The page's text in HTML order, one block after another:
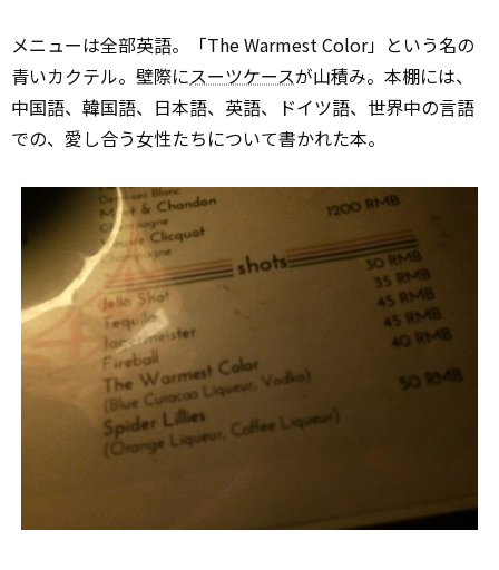
メニューは全部英語。「The Warmest Color」という名の
青いカクテル。壁際にスーツケースが山積み。本棚には、
中国語、韓国語、日本語、英語、ドイツ語、世界中の言語
での、愛し合う女性たちについて書かれた本。